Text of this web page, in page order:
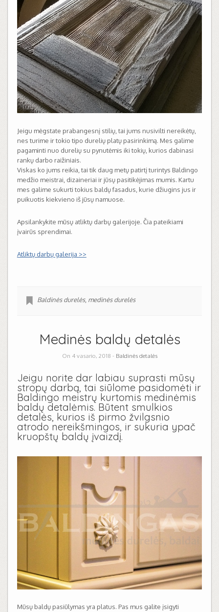
Jeigu mėgstate prabangesnį stilių, tai jums nusivilti nereikėtų,
nes turime ir tokio tipo durelių platų pasirinkimą. Mes galime
pagaminti nuo durelių su pynutėmis iki tokių, kurios dabinasi
rankų darbo raižiniais.
Viskas ko jums reikia, tai tik daug metų patirtį turintys Baldingo
medžio meistrai, dizaineriai ir jūsų pasitikėjimas mumis. Kartu
mes galime sukurti tokius baldų fasadus, kurie džiugins jus ir
puikuotis kiekvieno iš jūsų namuose.
Apsilankykite mūsų atliktų darbų galerijoje. Čia pateikiami
įvairūs sprendimai.
Atliktų darbų galerija >>
Baldinės durelės, medinės durelės
Medinės baldų detalės
On 4 vasario, 2018 - Baldinės detalės
Jeigu norite dar labiau suprasti mūsų
stropų darbą, tai siūlome pasidomėti ir
Baldingo meistrų kurtomis medinėmis
baldų detalėmis. Būtent smulkios
detalės, kurios iš pirmo žvilgsnio
atrodo nereikšmingos, ir sukuria ypač
kruopštų baldų įvaizdį.
Mūsų baldų pasiūlymas yra platus. Pas mus galite įsigyti